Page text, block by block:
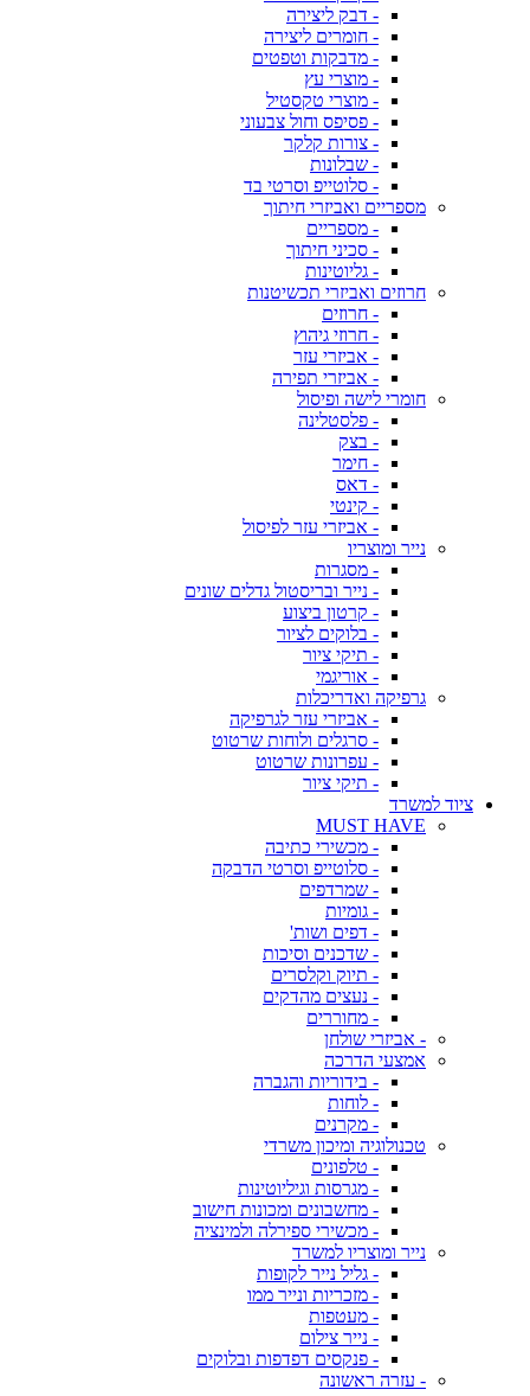
- דבק ליצירה
- חומרים ליצירה
- מדבקות וטפטים
- מוצרי עץ
- מוצרי טקסטיל
- פסיפס וחול צבעוני
- צורות קלקר
- שבלונות
- סלוטייפ וסרטי בד
מספריים ואביזרי חיתוך
- מספריים
- סכיני חיתוך
- גליוטינות
חרוזים ואביזרי תכשיטנות
- חרוזים
- חרוזי גיהוץ
- אביזרי עזר
- אביזרי תפירה
חומרי לישה ופיסול
- פלסטלינה
- בצק
- חימר
- דאס
- קינטי
- אביזרי עזר לפיסול
נייר ומוצריו
- מסגרות
- נייר ובריסטול גדלים שונים
- קרטון ביצוע
- בלוקים לציור
- תיקי ציור
- אוריגמי
גרפיקה ואדריכלות
- אביזרי עזר לגרפיקה
- סרגלים ולוחות שרטוט
- עפרונות שרטוט
- תיקי ציור
ציוד למשרד
MUST HAVE
- מכשירי כתיבה
- סלוטייפ וסרטי הדבקה
- שמרדפים
- גומיות
- דפים ושות'
- שדכנים וסיכות
- תיוק וקלסרים
- נעצים מהדקים
- מחוררים
- אביזרי שולחן
אמצעי הדרכה
- בידוריות והגברה
- לוחות
- מקרנים
טכנולוגיה ומיכון משרדי
- טלפונים
- מגרסות וגיליוטינות
- מחשבונים ומכונות חישוב
- מכשירי ספירלה ולמינציה
נייר ומוצריו למשרד
- גליל נייר לקופות
- מזכריות ונייר ממו
- מעטפות
- נייר צילום
- פנקסים דפדפות ובלוקים
- עזרה ראשונה